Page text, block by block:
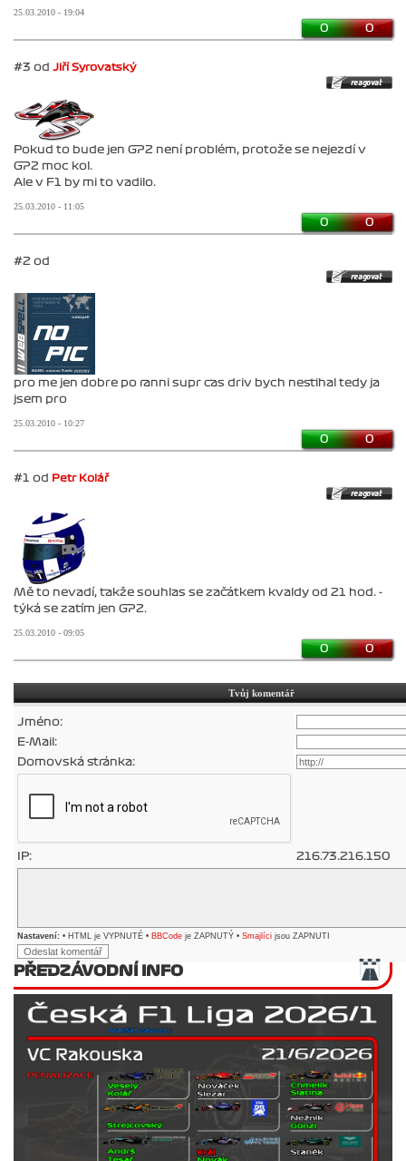
25.03.2010 - 19:04
0 0
#3 od Jiří Syrovatský
Pokud to bude jen GP2 není problém, protože se nejezdí v
GP2 moc kol.
Ale v F1 by mi to vadilo.
25.03.2010 - 11:05
0 0
#2 od
pro me jen dobre po ranni supr cas driv bych nestihal tedy ja
jsem pro
25.03.2010 - 10:27
0 0
#1 od Petr Kolář
Mě to nevadí, takže souhlas se začátkem kvaldy od 21 hod. -
týká se zatím jen GP2.
25.03.2010 - 09:05
0 0
Tvůj komentář
Jméno:
E-Mail:
Domovská stránka:
IP: 216.73.216.150
Nastavení: • HTML je VYPNUTÉ • BBCode je ZAPNUTÝ • Smajlíci jsou ZAPNUTI
PŘEDZÁVODNÍ INFO